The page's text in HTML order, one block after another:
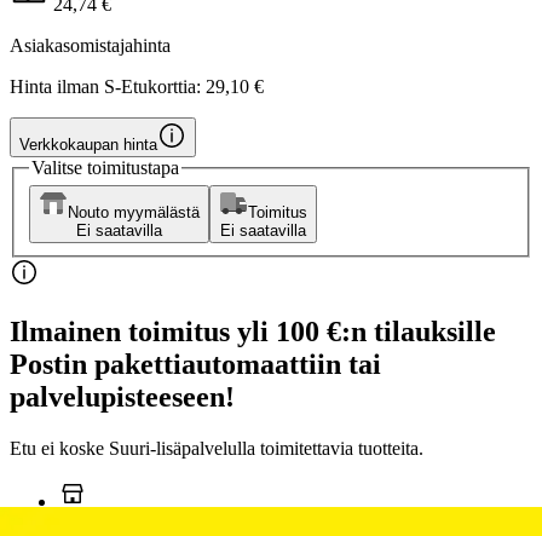
Asiakasomistajahinta
Hinta ilman S-Etukorttia: 29,10 €
Verkkokaupan hinta
Valitse toimitustapa
Nouto myymälästä
Ei saatavilla
Toimitus
Ei saatavilla
Ilmainen toimitus yli 100 €:n tilauksille
Postin pakettiautomaattiin tai
palvelupisteeseen!
Etu ei koske Suuri‑lisäpalvelulla toimitettavia tuotteita.